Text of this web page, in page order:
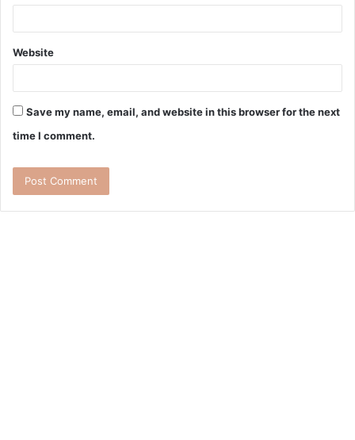
Website
Save my name, email, and website in this browser for the next
time I comment.